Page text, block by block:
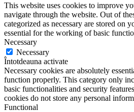
This website uses cookies to improve
navigate through the website. Out of
categorized as necessary are stored on
essential for the working of basic
Necessary
Necessary
Întotdeauna activate
Necessary cookies are absolutely
function properly. This category only
basic functionalities and security
cookies do not store any personal
Functional